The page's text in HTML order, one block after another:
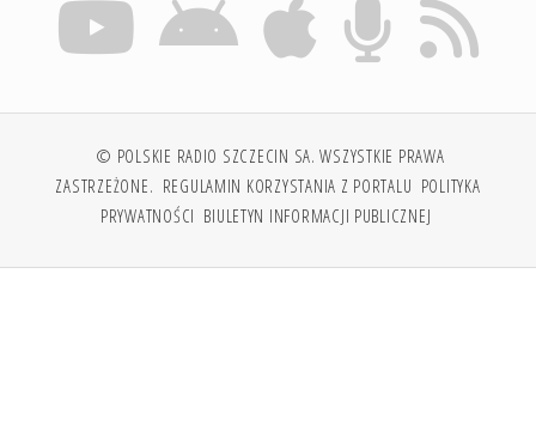
© POLSKIE RADIO SZCZECIN SA. WSZYSTKIE PRAWA
ZASTRZEŻONE. REGULAMIN KORZYSTANIA Z PORTALU POLITYKA
PRYWATNOŚCI BIULETYN INFORMACJI PUBLICZNEJ